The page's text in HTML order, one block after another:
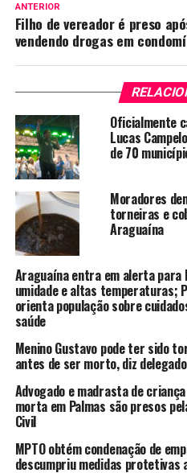
ANTERIOR
Filho de vereador é preso
vendendo drogas em
Oficialmente
Lucas
de 70
Moradores
torneiras e
Araguaína
Araguaína entra em alerta para
umidade e altas temperaturas;
orienta população sobre
saúde
Menino Gustavo pode ter sido
antes de ser morto, diz delegado
Advogado e madrasta de
morta em Palmas são presos
Civil
MPTO obtém condenação de
descumpriu medidas protetivas